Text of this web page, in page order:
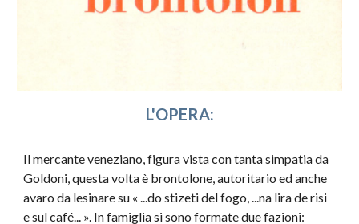
L'OPERA:
Il mercante veneziano, figura vista con tanta simpatia da
Goldoni, questa volta è brontolone, autoritario ed anche
avaro da lesinare su « ...do stizeti del fogo, ...na lira de risi
e sul café... ». In famiglia si sono formate due fazioni: